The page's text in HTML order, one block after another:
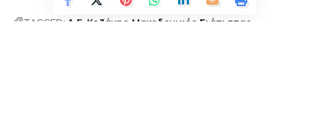
TAGGED: Α.Ε. Κοζάνης Μακεδονικός Σιάτιστας